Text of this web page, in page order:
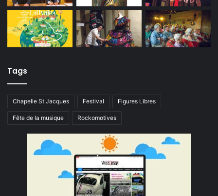
Tags
Chapelle St Jacques Festival Figures Libres
Fête de la musique Rockomotives